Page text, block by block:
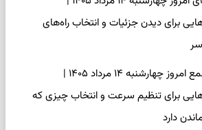
برای دیدن جزئیات و انتخاب راه‌های
فال شمع امروز چهارشنبه ۱۴ مرداد ۱۴۰۵ |
برای تنظیم سرعت و انتخاب چیزی که
دارد